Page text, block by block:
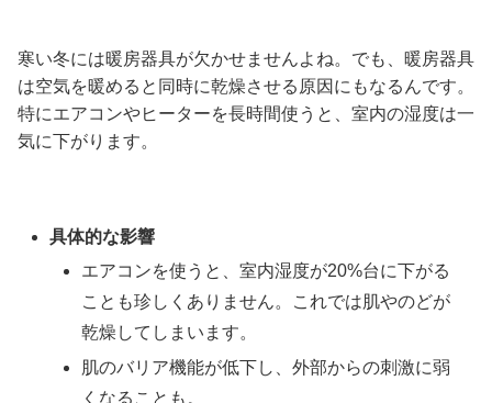
寒い冬には暖房器具が欠かせませんよね。でも、暖房器具
は空気を暖めると同時に乾燥させる原因にもなるんです。
特にエアコンやヒーターを長時間使うと、室内の湿度は一
気に下がります。
具体的な影響
エアコンを使うと、室内湿度が20%台に下がる
ことも珍しくありません。これでは肌やのどが
乾燥してしまいます。
肌のバリア機能が低下し、外部からの刺激に弱
くなることも。